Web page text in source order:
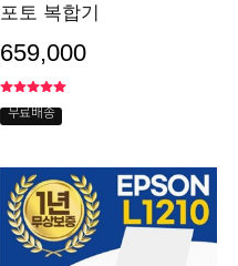
포토 복합기
659,000
무료배송